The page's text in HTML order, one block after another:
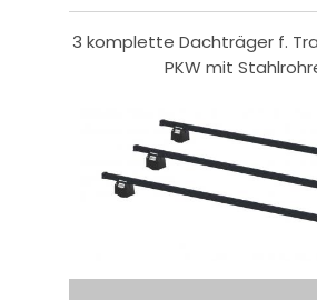
3 komplette Dachträger f.
PKW mit